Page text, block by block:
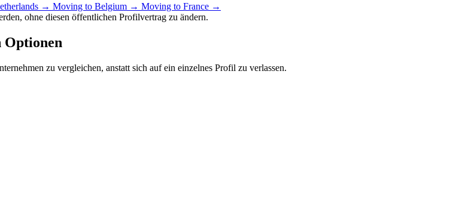
→ Moving to Belgium → Moving to France →
ohne diesen öffentlichen Profilvertrag zu ändern.
Optionen
zu vergleichen, anstatt sich auf ein einzelnes Profil zu verlassen.